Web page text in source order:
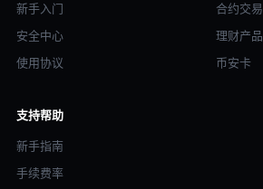
新手入门
安全中心
使用协议
合约交易
理财产品
币安卡
支持帮助
新手指南
手续费率